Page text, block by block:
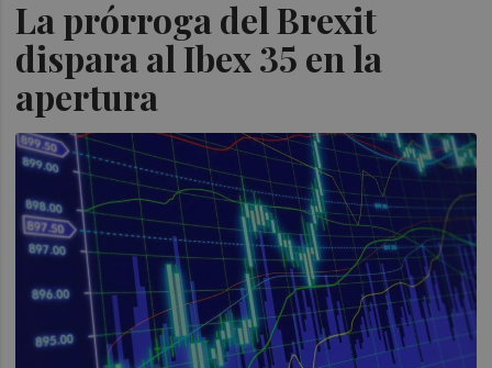
La prórroga del Brexit
dispara al Ibex 35 en la
apertura